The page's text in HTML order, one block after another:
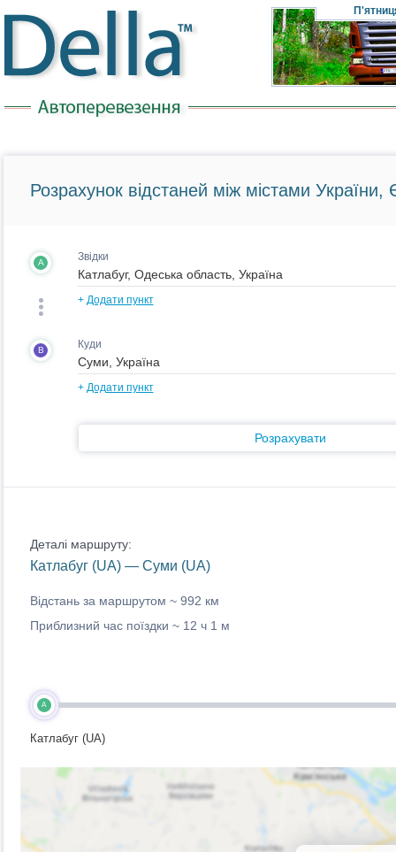
Розрахунок відстаней між містами України,
A Звідки
+ Додати пункт
B Куди
+ Додати пункт
Розрахувати
Деталі маршруту:
Катлабуг (UA) — Суми (UA)
Відстань за маршрутом ~ 992 км
Приблизний час поїздки ~ 12 ч 1 м
A
Катлабуг (UA)